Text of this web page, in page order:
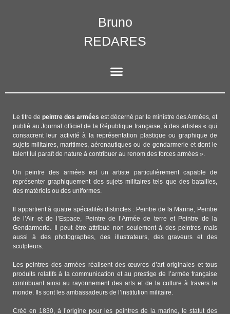
Bruno
REDARES
Le titre de peintre des armées est décerné par le ministre des Armées, et
publié au Journal officiel de la République française, à des artistes « qui
consacrent leur activité à la représentation plastique ou graphique de
sujets militaires, maritimes, aéronautiques ou de gendarmerie et dont le
talent lui paraît de nature à contribuer au renom des forces armées ».
Un peintre des armées est un artiste particulièrement capable de
représenter graphiquement des sujets militaires tels que des batailles,
des matériels ou des uniformes.
Il appartient à quatre spécialités distinctes : Peintre de la Marine, Peintre
de l’Air et de l’Espace, Peintre de l’Armée de terre et Peintre de la
Gendarmerie. Il peut être attribué non seulement à des peintres mais
aussi à des photographes, des illustrateurs, des graveurs et des
sculpteurs.
Les peintres des armées réalisent des œuvres d’art originales et tous
produits relatifs à la communication et au prestige de l’armée française
contribuant ainsi au rayonnement des arts et de la culture à travers le
monde. Ils sont les ambassadeurs de l’institution militaire.
Créé en 1830, à l’origine pour les peintres de la marine, le statut des